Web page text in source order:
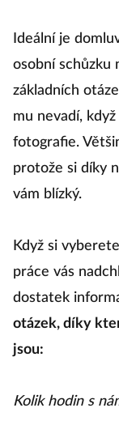
Ideální je
osobní schůzku
základních
mu nevadí,
fotografie.
protože si díky
vám blízký.
Když si
práce vás
dostatek
otázek, díky
jsou:
Kolik hodin s